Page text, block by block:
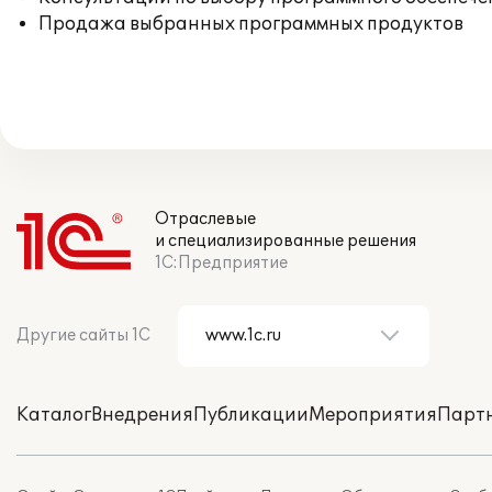
Продажа выбранных программных продуктов
Отраслевые
и специализированные решения
1С:Предприятие
Другие сайты 1С
КаталогВнедренияПубликацииМероприятия